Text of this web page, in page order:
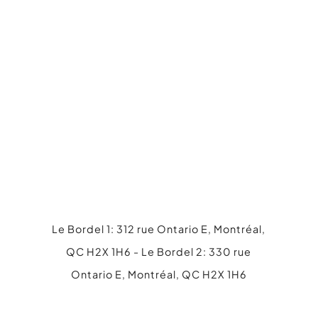
Le Bordel 1: 312 rue Ontario E, Montréal,
QC H2X 1H6 - Le Bordel 2: 330 rue
Ontario E, Montréal, QC H2X 1H6